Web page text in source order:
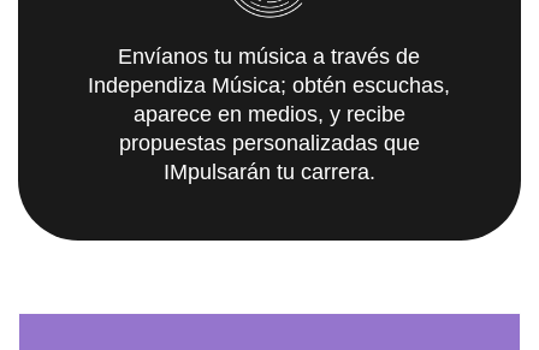
Envíanos tu música a través de
Independiza Música; obtén escuchas,
aparece en medios, y recibe
propuestas personalizadas que
IMpulsarán tu carrera.